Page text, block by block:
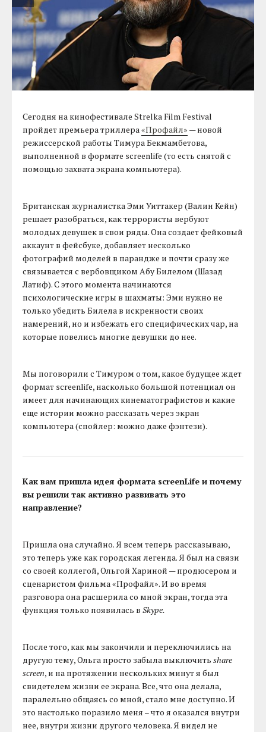
Сегодня на кинофестивале Strelka Film Festival
пройдет премьера триллера«Профайл» — новой
режиссерской работы Тимура Бекмамбетова,
выполненной в формате screenlife (то есть снятой с
помощью захвата экрана компьютера).
Британская журналистка Эми Уиттакер (Валин Кейн)
решает разобраться, как террористы вербуют
молодых девушек в свои ряды. Она создает фейковый
аккаунт в фейсбуке, добавляет несколько
фотографий моделей в парандже и почти сразу же
связывается с вербовщиком Абу Билелом (Шазад
Латиф). С этого момента начинаются
психологические игры в шахматы: Эми нужно не
только убедить Билела в искренности своих
намерений, но и избежать его специфических чар, на
которые повелись многие девушки до нее.
Мы поговорили с Тимуром о том, какое будущее ждет
формат screenlife, насколько большой потенциал он
имеет для начинающих кинематографистов и какие
еще истории можно рассказать через экран
компьютера (спойлер: можно даже фэнтези).
Как вам пришла идея формата screenLife и почему
вы решили так активно развивать это
направление?
Пришла она случайно. Я всем теперь рассказываю,
это теперь уже как городская легенда. Я был на связи
со своей коллегой, Ольгой Хариной — продюсером и
сценаристом фильма «Профайл». И во время
разговора она расшерила со мной экран, тогда эта
функция только появилась вSkype.
После того, как мы закончили и переключились на
другую тему, Ольга просто забыла выключитьshare
screen, и на протяжении нескольких минут я был
свидетелем жизни ее экрана. Все, что она делала,
паралельно общаясь со мной, стало мне доступно. И
это настолько поразило меня – что я оказался внутри
нее, внутри жизни другого человека. Я видел не